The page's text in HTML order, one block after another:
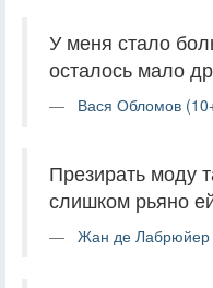
У меня стало
осталось мало
Вася Обломов
Презирать моду
слишком рьяно
Жан де Лабрюйер